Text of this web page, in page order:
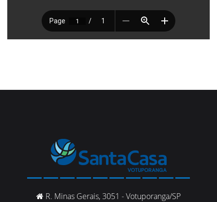
R. Minas Gerais, 3051 - Votuporanga/SP